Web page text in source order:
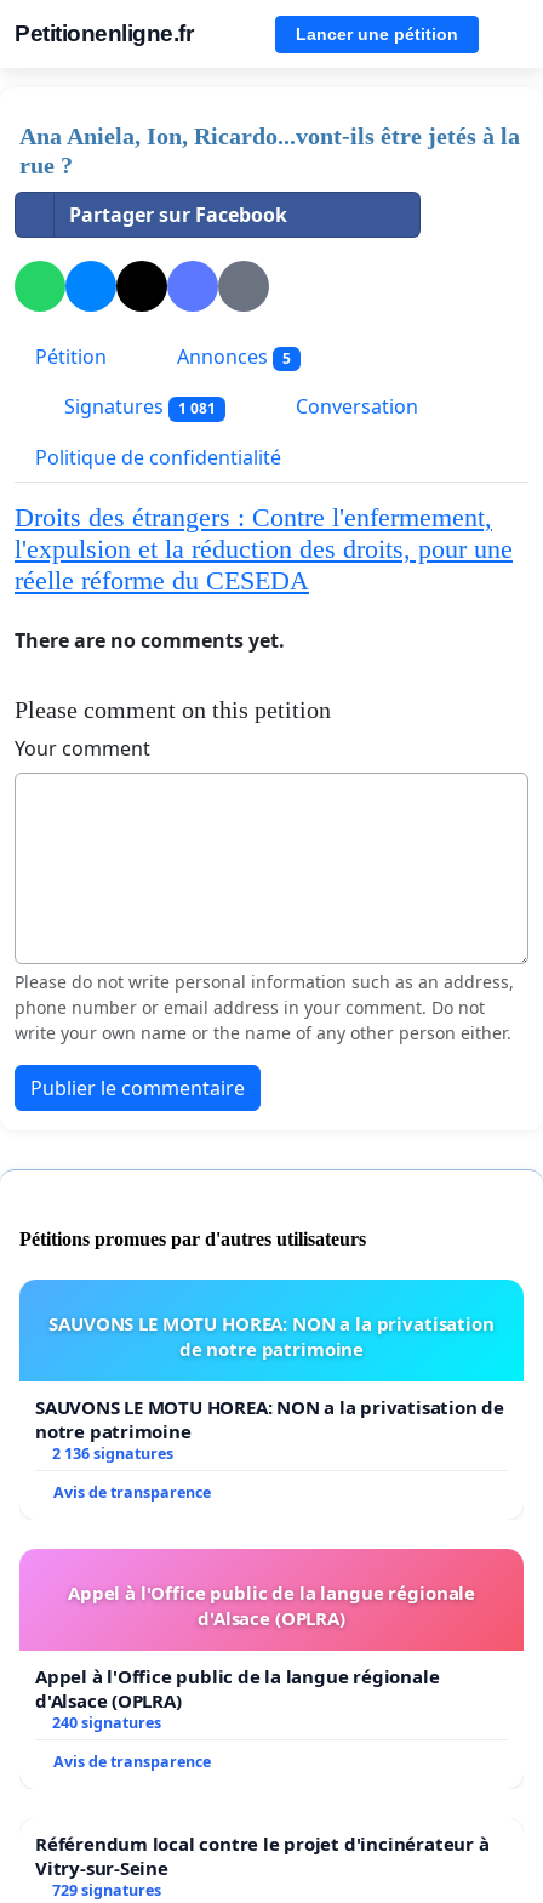
Petitionenligne.fr Lancer une pétition
Ana Aniela, Ion, Ricardo...vont-ils être jetés à la
rue ?
Partager sur Facebook
Pétition Annonces 5
Signatures 1 081
Conversation
Politique de confidentialité
Droits des étrangers : Contre l'enfermement,
l'expulsion et la réduction des droits, pour une
réelle réforme du CESEDA
There are no comments yet.
Please comment on this petition
Your comment
Please do not write personal information such as an address,
phone number or email address in your comment. Do not
write your own name or the name of any other person either.
Publier le commentaire
Pétitions promues par d'autres utilisateurs
SAUVONS LE MOTU HOREA: NON a la privatisation
de notre patrimoine
SAUVONS LE MOTU HOREA: NON a la privatisation de
notre patrimoine
2 136 signatures
Avis de transparence
Appel à l'Office public de la langue régionale
d'Alsace (OPLRA)
Appel à l'Office public de la langue régionale
d'Alsace (OPLRA)
240 signatures
Avis de transparence
Référendum local contre le projet d'incinérateur à
Vitry-sur-Seine
729 signatures